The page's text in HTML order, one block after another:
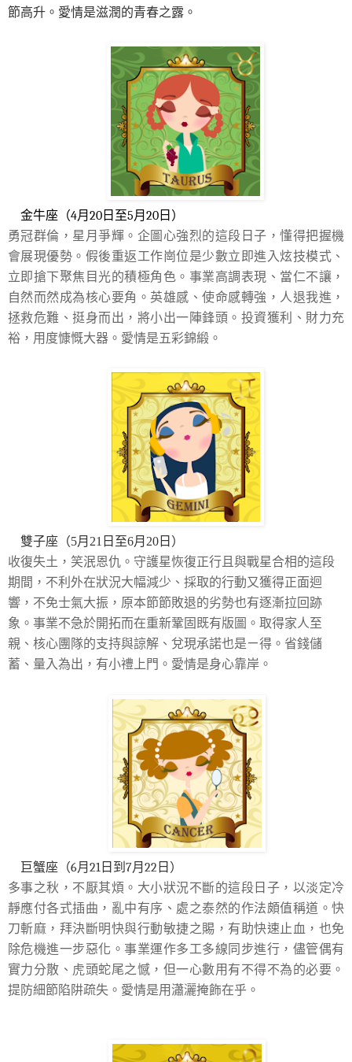
節高升。愛情是滋潤的青春之露。
金牛座（4月20日至5月20日）
勇冠群倫，星月爭輝。企圖心強烈的這段日子，懂得把握機
會展現優勢。假後重返工作崗位是少數立即進入炫技模式、
立即搶下聚焦目光的積極角色。事業高調表現、當仁不讓，
自然而然成為核心要角。英雄感、使命感轉強，人退我進，
拯救危難、挺身而出，將小出一陣鋒頭。投資獲利、財力充
裕，用度慷慨大器。愛情是五彩錦緞。
雙子座（5月21日至6月20日）
收復失土，笑泯恩仇。守護星恢復正行且與戰星合相的這段
期間，不利外在狀況大幅減少、採取的行動又獲得正面迴
響，不免士氣大振，原本節節敗退的劣勢也有逐漸拉回跡
象。事業不急於開拓而在重新鞏固既有版圖。取得家人至
親、核心團隊的支持與諒解、兌現承諾也是ㄧ得。省錢儲
蓄、量入為出，有小禮上門。愛情是身心靠岸。
巨蟹座（6月21日到7月22日）
多事之秋，不厭其煩。大小狀況不斷的這段日子，以淡定冷
靜應付各式插曲，亂中有序、處之泰然的作法頗值稱道。快
刀斬麻，拜決斷明快與行動敏捷之賜，有助快速止血，也免
除危機進一步惡化。事業運作多工多線同步進行，儘管偶有
實力分散、虎頭蛇尾之憾，但一心數用有不得不為的必要。
提防細節陷阱疏失。愛情是用瀟灑掩飾在乎。